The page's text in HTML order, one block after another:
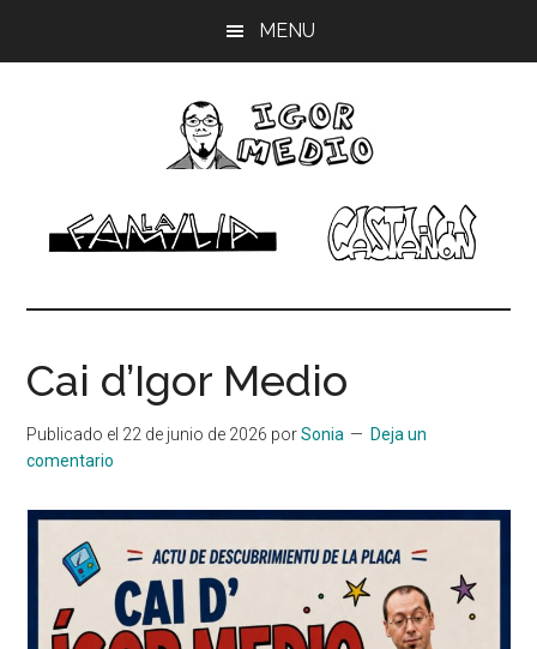
MENU
Igor
Medio
dibujante
Cai d’Igor Medio
Publicado el 22 de junio de 2026 porSonia
Deja un
comentario